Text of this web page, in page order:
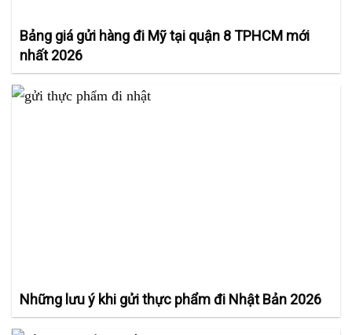
Bảng giá gửi hàng đi Mỹ tại quận 8 TPHCM mới
nhất 2026
Những lưu ý khi gửi thực phẩm đi Nhật Bản 2026